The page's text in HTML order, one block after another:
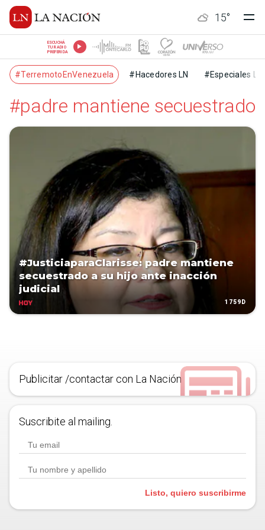
15°
ESCUCHÁ
TU RADIO
PREFERIDA
#TerremotoEnVenezuela #Hacedores LN #Especiales LN
#padre mantiene secuestrado
#JusticiaparaClarisse: padre mantiene
secuestrado a su hijo ante inacción
judicial
1759D
Publicitar /contactar con La Nación
Suscribite al mailing.
Listo, quiero suscribirme